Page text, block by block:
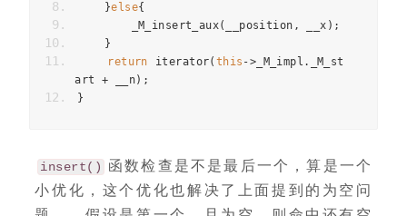
}else{
        _M_insert_aux
( __position , __x );
}
return iterator( this -> _M_impl .
_M_st
art + __n);
}
insert()
函数检查是不是最后一个，算是一个
小优化，这个优化也解决了上面提到的为空问